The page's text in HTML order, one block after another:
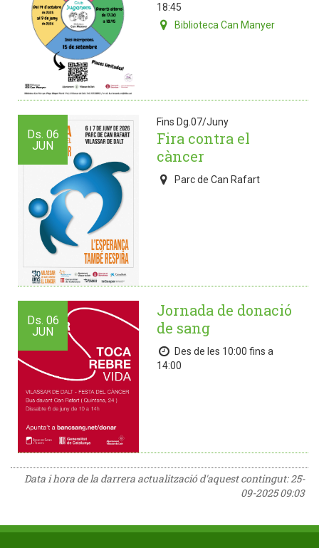
18:45
Biblioteca Can Manyer
Ds. 06
JUN
Fins Dg.07/Juny
Fira contra el
càncer
Parc de Can Rafart
Ds. 06
JUN
Jornada de donació
de sang
Des de les 10:00 fins a
14:00
Data i hora de la darrera actualització d'aquest contingut:25-
09-2025 09:03